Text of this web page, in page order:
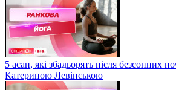
5 асан, які збадьорять після безсонних
Катериною Левінською